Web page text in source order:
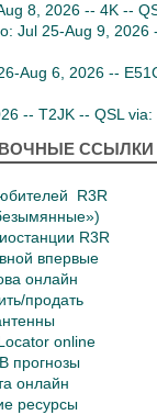
8, 2026 -- 4K --
Jul 25-Aug 9, 2026
Aug 6, 2026 --
-- T2JK -- QSL via:
ССЫЛКИ
R3R
R3R
впервые
онлайн
продать
online
прогнозы
онлайн
ресурсы